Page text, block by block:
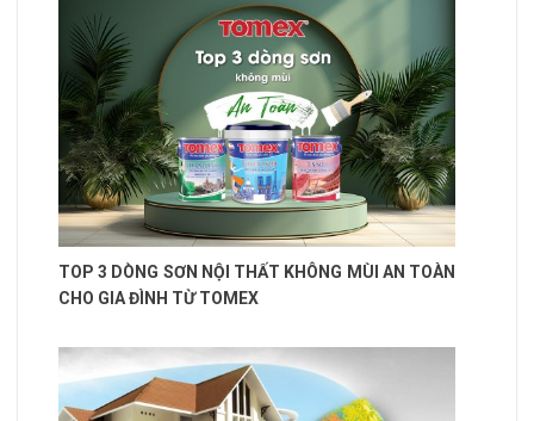
TOP 3 DÒNG SƠN NỘI THẤT KHÔNG MÙI AN TOÀN
CHO GIA ĐÌNH TỪ TOMEX